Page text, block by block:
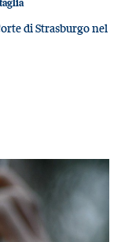
di Strasburgo nel